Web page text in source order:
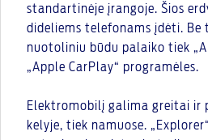
standartinėje įrangoje. Šios
dideliems telefonams įdėti. Be
nuotoliniu būdu palaiko tiek
„Apple CarPlay“ programėles.
Elektromobilį galima greitai ir
kelyje, tiek namuose.